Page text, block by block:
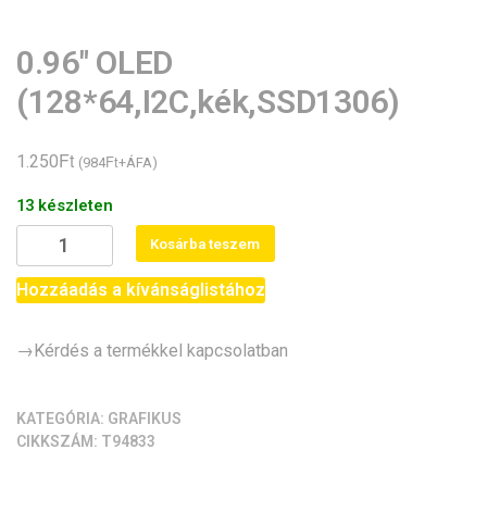
0.96″ OLED
(128*64,I2C,kék,SSD1306)
1.250Ft (984Ft+ÁFA)
13 készleten
OLED
(128*64,I2C,kék,SSD1306)
Kosárba teszem
Hozzáadás a kívánságlistához
→Kérdés a termékkel kapcsolatban
KATEGÓRIA: GRAFIKUS
CIKKSZÁM: T94833